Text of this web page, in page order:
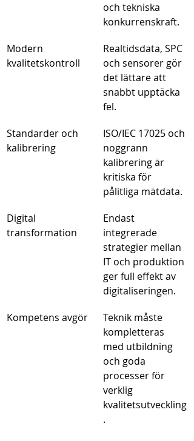
och tekniska
konkurrenskraft.
Modern
kvalitetskontroll
Realtidsdata, SPC
och sensorer gör
det lättare att
snabbt upptäcka
fel.
Standarder och
kalibrering
ISO/IEC 17025 och
noggrann
kalibrering är
kritiska för
pålitliga mätdata.
Digital
transformation
Endast
integrerade
strategier mellan
IT och produktion
ger full effekt av
digitaliseringen.
Kompetens avgör
Teknik måste
kompletteras
med utbildning
och goda
processer för
verklig
kvalitetsutveckling
.